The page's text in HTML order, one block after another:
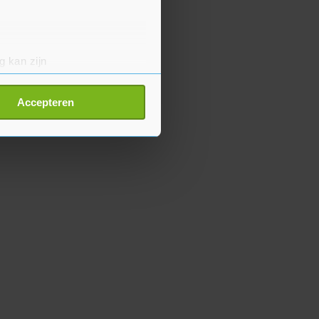
kan zijn
detailgedeelte
cookiepagina kun je
Accepteren